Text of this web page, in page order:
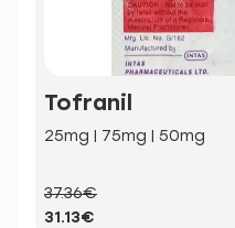
Tofranil
25mg | 75mg | 50mg
37.36€
31.13€